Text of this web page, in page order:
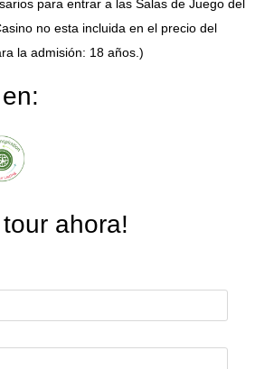
para entrar a las Salas de Juego del
no esta incluida en el precio del
la admisión: 18 años.)
ahora!